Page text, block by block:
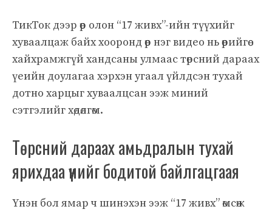
ТикТок дээр өөр олон “17 живх”-ийн түүхийг
хуваалцаж байх хооронд өөр нэг видео нь өөрийгөө
хайхрамжгүй хандсаны улмаас төрсний дараах
үеийн доулагаа хэрхэн угаал үйлдсэн тухай
дотно харцыг хуваалцсан ээж миний
сэтгэлийг хөдөлгөм.
Төрсний дараах амьдралын тухай
ярихдаа үүнийг бодитой байлгацгаая
Үнэн бол ямар ч шинэхэн ээж “17 живх” өмсөж